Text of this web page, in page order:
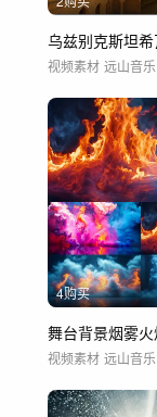
视频素材 远山音乐
4购买
舞台背景烟雾
视频素材 远山音乐